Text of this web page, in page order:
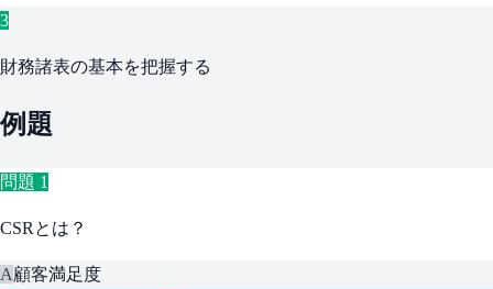
3
財務諸表の基本を把握する
例題
問題 1
CSRとは？
A顧客満足度